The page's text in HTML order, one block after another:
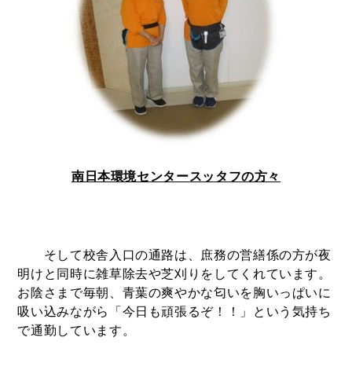
南日本環境センタースッタフの方々
そして校舎入口の通路は、庶務の営繕係の方が夜
明けと同時に雑草除去や芝刈りをしてくれています。
お陰さまで毎朝、青葉の爽やかな匂いを胸いっぱいに
吸い込みながら「今日も頑張るぞ！！」という気持ち
で通勤しています。